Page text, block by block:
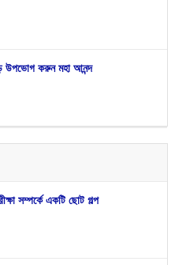
উপভোগ করুন মহা আনন্দ
সম্পর্কে একটি ছোট গল্প